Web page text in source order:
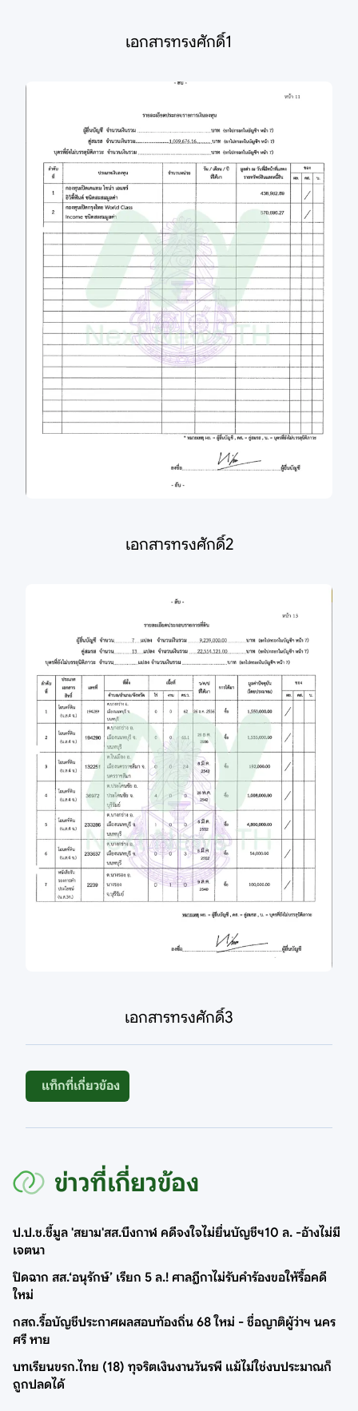
เอกสารทรงศักดิ์1
เอกสารทรงศักดิ์2
เอกสารทรงศักดิ์3
แท็กที่เกี่ยวข้อง
ข่าวที่เกี่ยวข้อง
ป.ป.ช.ชี้มูล 'สยาม'สส.บึงกาฬ คดีจงใจไม่ยื่นบัญชีฯ10 ล. -อ้างไม่มี
เจตนา
ปิดฉาก สส.‘อนุรักษ์’ เรียก 5 ล.! ศาลฎีกาไม่รับคำร้องขอให้รื้อคดี
ใหม่
กสถ.รื้อบัญชีประกาศผลสอบท้องถิ่น 68 ใหม่ - ชื่อญาติผู้ว่าฯ นคร
ศรี หาย
บทเรียนขรก.ไทย (18) ทุจริตเงินงานวันรพี แม้ไม่ใช่งบประมาณก็
ถูกปลดได้